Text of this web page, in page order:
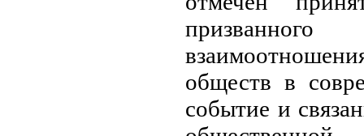
обществ в
событие и